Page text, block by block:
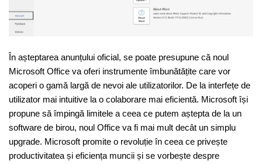
În așteptarea anunțului oficial, se poate presupune că noul
Microsoft Office va oferi instrumente îmbunătățite care vor
acoperi o gamă largă de nevoi ale utilizatorilor. De la interfețe de
utilizator mai intuitive la o colaborare mai eficientă. Microsoft își
propune să împingă limitele a ceea ce putem aștepta de la un
software de birou, noul Office va fi mai mult decât un simplu
upgrade. Microsoft promite o revoluție în ceea ce privește
productivitatea și eficiența muncii și se vorbește despre